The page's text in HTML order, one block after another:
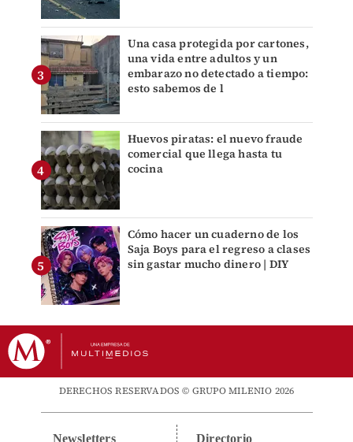
Una casa protegida por cartones,
una vida entre adultos y un
embarazo no detectado a tiempo:
esto sabemos de l
Huevos piratas: el nuevo fraude
comercial que llega hasta tu
cocina
Cómo hacer un cuaderno de los
Saja Boys para el regreso a clases
sin gastar mucho dinero | DIY
DERECHOS RESERVADOS © GRUPO MILENIO 2026
Newsletters Directorio